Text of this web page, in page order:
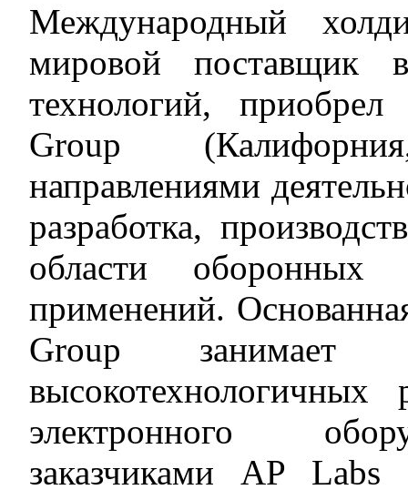
Международный
мировой поставщик
технологий,
Group
направлениями
разработка,
области оборонных
применений.
Group
электронного
заказчиками AP Labs